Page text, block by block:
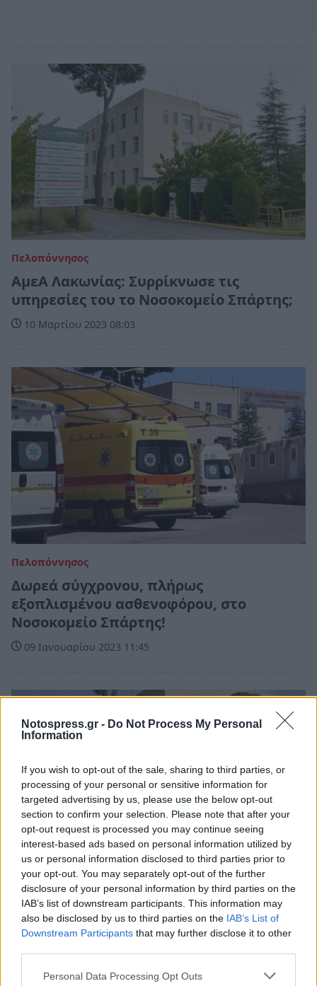
Notospress.gr - Do Not Process My Personal
Information
If you wish to opt-out of the sale, sharing to third parties, or
processing of your personal or sensitive information for
targeted advertising by us, please use the below opt-out
section to confirm your selection. Please note that after your
opt-out request is processed you may continue seeing
interest-based ads based on personal information utilized by
us or personal information disclosed to third parties prior to
your opt-out. You may separately opt-out of the further
disclosure of your personal information by third parties on the
IAB’s list of downstream participants. This information may
also be disclosed by us to third parties on the IAB’s List of
Downstream Participants that may further disclose it to other
Personal Data Processing Opt Outs
Πελοπόννησος
ΑμεΑ Λακωνίας: Συρρίκνωσε τις
υπηρεσίες του το Νοσοκομείο Σπάρτης;
10 Μαρτίου 2023 08:03
Πελοπόννησος
Δωρεά σύγχρονου, πλήρως
εξοπλισμένου ασθενοφόρου, στο
Νοσοκομείο Σπάρτης!
09 Ιανουαρίου 2023 11:45
Πελοπόννησος
Εύη Παπαγεωργίου: Το Νοσοκομείο
Σπάρτης ευχαριστεί θερμά τους δωρητές
04 Ιανουαρίου 2023 12:37